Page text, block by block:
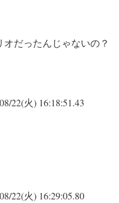
だったんじゃないの？
22(火) 16:18:51.43
22(火) 16:29:05.80